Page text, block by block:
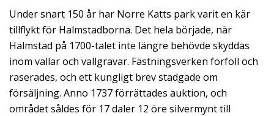
Under snart 150 år har Norre Katts park varit en kär
tillflykt för Halmstadborna. Det hela började, när
Halmstad på 1700-talet inte längre behövde skyddas
inom vallar och vallgravar. Fästningsverken förföll och
raserades, och ett kungligt brev stadgade om
försäljning. Anno 1737 förrättades auktion, och
området såldes för 17 daler 12 öre silvermynt till